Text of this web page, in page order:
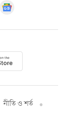
নীতি ও শর্ত